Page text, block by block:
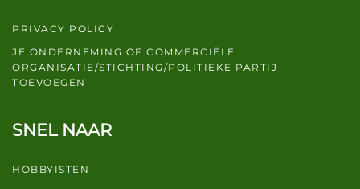
PRIVACY POLICY
JE ONDERNEMING OF COMMERCIËLE
ORGANISATIE/STICHTING/POLITIEKE PARTIJ
TOEVOEGEN
SNEL NAAR
HOBBYISTEN